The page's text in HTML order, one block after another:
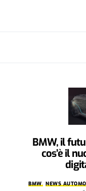
BMW, il
cos’è il
BMW NEWS